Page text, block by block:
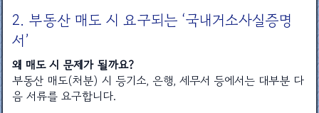
2. 부동산 매도 시 요구되는 ‘국내거소사실증명
서’
왜 매도 시 문제가 될까요?
부동산 매도(처분) 시 등기소, 은행, 세무서 등에서는 대부분 다
음 서류를 요구합니다.